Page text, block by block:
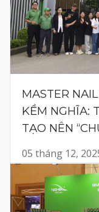
MASTER
KỀM NGHĨA:
TẠO NÊN
05 tháng 12,